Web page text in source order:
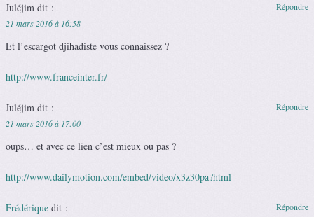
Juléjim dit :
21 mars 2016 à 16:58
Et l’escargot djihadiste vous connaissez ?
http://www.franceinter.fr/
Répondre
Juléjim dit :
21 mars 2016 à 17:00
oups… et avec ce lien c’est mieux ou pas ?
http://www.dailymotion.com/embed/video/x3z30pa?html
Répondre
Frédérique dit : Répondre